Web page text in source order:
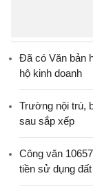
Đã có Văn bản
hộ kinh doanh
Trường nội trú,
sau sắp xếp
Công văn
tiền sử dụng